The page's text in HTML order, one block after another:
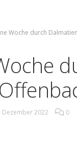
Woche durch
Dezember 2022 0